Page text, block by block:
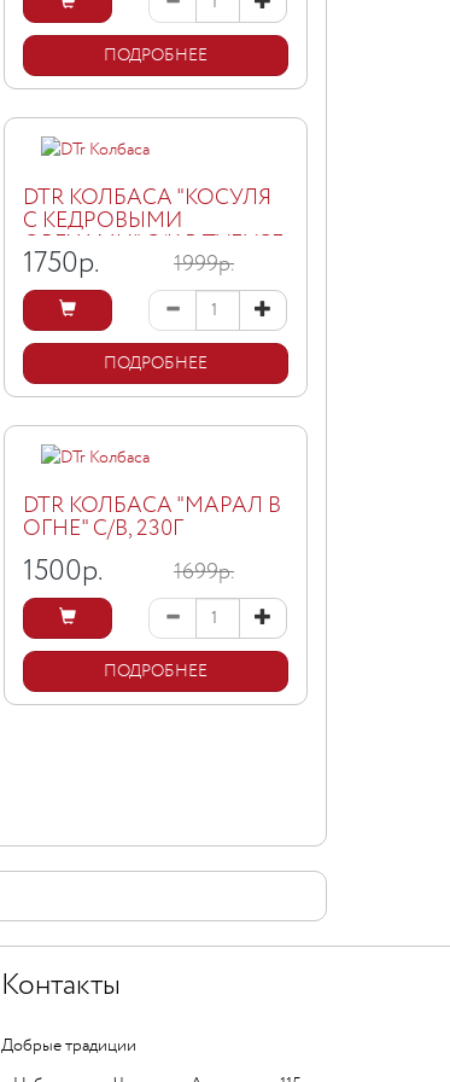
ПОДРОБНЕЕ
DTR КОЛБАСА "КОСУЛЯ
С КЕДРОВЫМИ
ОРЕХАМИ" С/К В ТУБУСЕ,
250Г
1750р. 1999р.
ПОДРОБНЕЕ
DTR КОЛБАСА "МАРАЛ В
ОГНЕ" С/В, 230Г
1500р. 1699р.
ПОДРОБНЕЕ
Контакты
Добрые традиции